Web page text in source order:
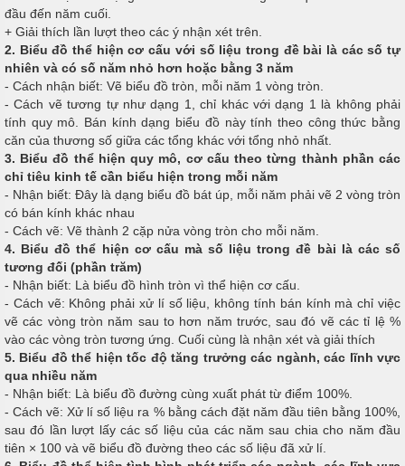
đầu đến năm cuối.
+ Giải thích lần lượt theo các ý nhận xét trên.
2. Biểu đồ thể hiện cơ cấu với số liệu trong đề bài là các số tự
nhiên và có số năm nhỏ hơn hoặc bằng 3 năm
- Cách nhận biết: Vẽ biểu đồ tròn, mỗi năm 1 vòng tròn.
- Cách vẽ tương tự như dạng 1, chỉ khác với dạng 1 là không phải
tính quy mô. Bán kính dạng biểu đồ này tính theo công thức bằng
căn của thương số giữa các tổng khác với tổng nhỏ nhất.
3. Biểu đồ thể hiện quy mô, cơ cấu theo từng thành phần các
chỉ tiêu kinh tế cần biểu hiện trong mỗi năm
- Nhận biết: Đây là dạng biểu đồ bát úp, mỗi năm phải vẽ 2 vòng tròn
có bán kính khác nhau
- Cách vẽ: Vẽ thành 2 cặp nửa vòng tròn cho mỗi năm.
4. Biểu đồ thể hiện cơ cấu mà số liệu trong đề bài là các số
tương đối (phần trăm)
- Nhận biết: Là biểu đồ hình tròn vì thể hiện cơ cấu.
- Cách vẽ: Không phải xử lí số liệu, không tính bán kính mà chỉ việc
vẽ các vòng tròn năm sau to hơn năm trước, sau đó vẽ các tỉ lệ %
vào các vòng tròn tương ứng. Cuối cùng là nhận xét và giải thích
5. Biểu đồ thể hiện tốc độ tăng trưởng các ngành, các lĩnh vực
qua nhiều năm
- Nhận biết: Là biểu đồ đường cùng xuất phát từ điểm 100%.
- Cách vẽ: Xử lí số liệu ra % bằng cách đặt năm đầu tiên bằng 100%,
sau đó lần lượt lấy các số liệu của các năm sau chia cho năm đầu
tiên × 100 và vẽ biểu đồ đường theo các số liệu đã xử lí.